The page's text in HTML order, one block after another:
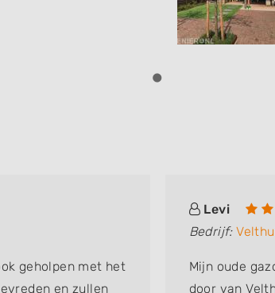
geholpen met het
en zullen
Levi
Bedrijf:
Mijn oude
door van